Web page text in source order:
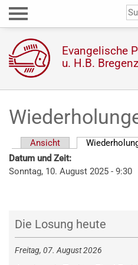
Direkt
zum
Evangelische
u. H.B. Bregenz
Haupt-
Reiter
Ansicht
Datum und Zeit:
Sonntag, 10. August 2025 - 9:30
Die Losung heute
Freitag, 07. August 2026